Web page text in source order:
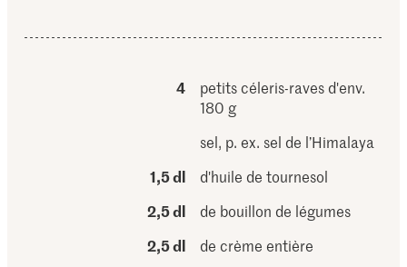
4
petits céleris-raves d'env.
180 g
sel, p. ex. sel de l’Himalaya
1,5 dl
d'huile de tournesol
2,5 dl
de bouillon de légumes
2,5 dl
de crème entière